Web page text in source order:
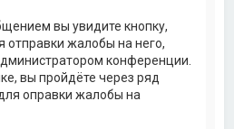
вы увидите кнопку,
отправки жалобы на него,
конференции.
вы пройдёте через ряд
оправки жалобы на